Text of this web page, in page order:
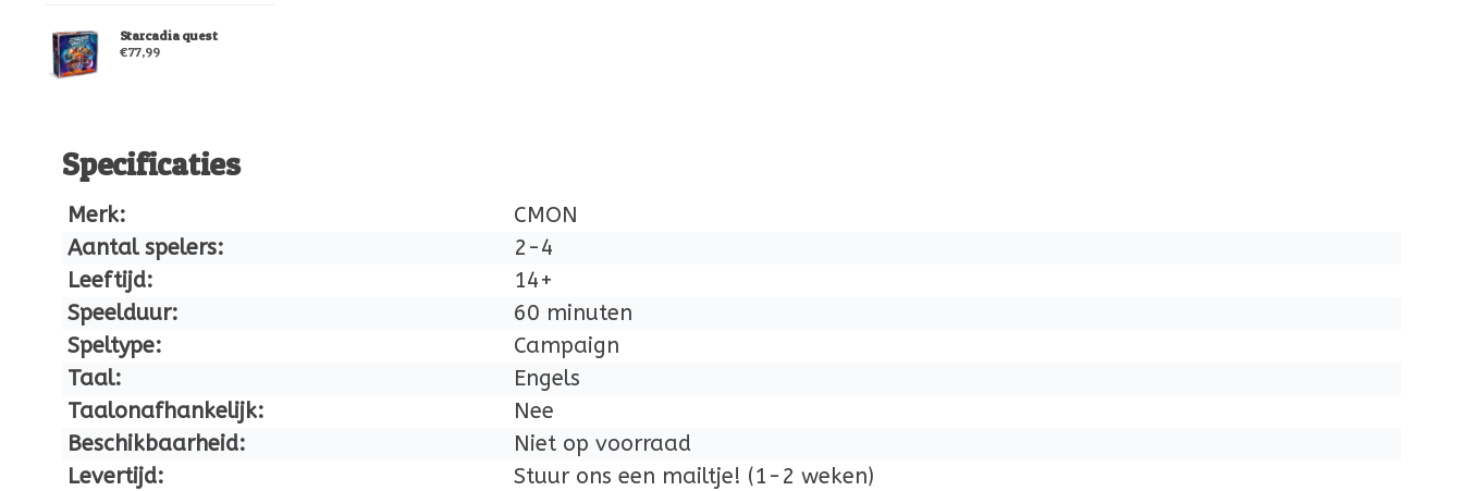
Starcadia quest
€77,99
Specificaties
Merk:
CMON
Aantal spelers:
2-4
Leeftijd:
14+
Speelduur:
60 minuten
Speltype:
Campaign
Taal:
Engels
Taalonafhankelijk:
Nee
Beschikbaarheid:
Niet op voorraad
Levertijd:
Stuur ons een mailtje! (1-2 weken)